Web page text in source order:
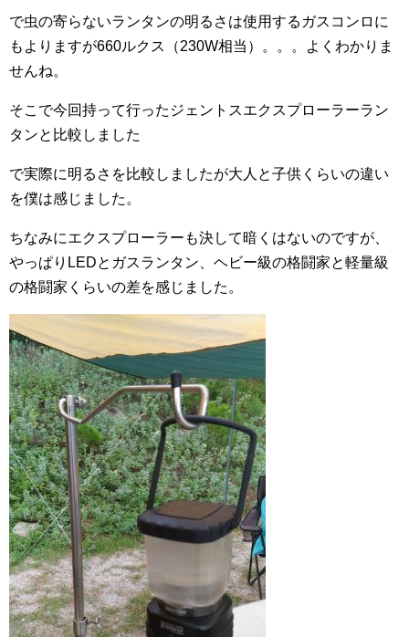
で虫の寄らないランタンの明るさは使用するガスコンロに
もよりますが660ルクス（230W相当）。。。よくわかりま
せんね。
そこで今回持って行ったジェントスエクスプローラーラン
タンと比較しました
で実際に明るさを比較しましたが大人と子供くらいの違い
を僕は感じました。
ちなみにエクスプローラーも決して暗くはないのですが、
やっぱりLEDとガスランタン、ヘビー級の格闘家と軽量級
の格闘家くらいの差を感じました。